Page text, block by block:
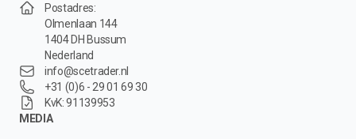
Postadres:
Olmenlaan 144
1404 DH Bussum
Nederland
info@scetrader.nl
+31 (0)6 - 29 01 69 30
KvK: 91139953
MEDIA